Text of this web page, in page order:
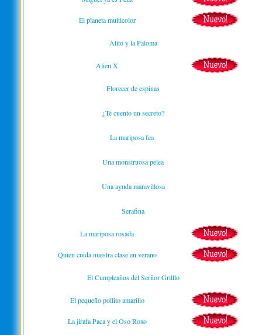
El planeta multicolor
Alito y la Paloma
Alien X
Florecer de espinas
¿Te cuento un secreto?
La mariposa fea
Una monstruosa pelea
Una ayuda maravillosa
Serafina
La mariposa rosada
Quien cuida nuestra clase en verano
El Cumpleaños del Serñor Grilllo
El pequeño pollito amarillo
La jirafa Paca y el Oso Roxo